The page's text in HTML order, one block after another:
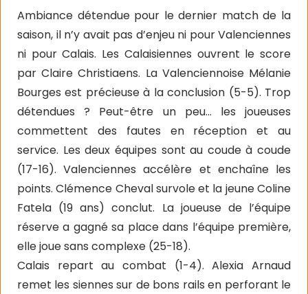
Ambiance détendue pour le dernier match de la
saison, il n’y avait pas d’enjeu ni pour Valenciennes
ni pour Calais. Les Calaisiennes ouvrent le score
par Claire Christiaens. La Valenciennoise Mélanie
Bourges est précieuse à la conclusion (5-5). Trop
détendues ? Peut-être un peu… les joueuses
commettent des fautes en réception et au
service. Les deux équipes sont au coude à coude
(17-16). Valenciennes accélère et enchaîne les
points. Clémence Cheval survole et la jeune Coline
Fatela (19 ans) conclut. La joueuse de l’équipe
réserve a gagné sa place dans l’équipe première,
elle joue sans complexe (25-18).
Calais repart au combat (1-4). Alexia Arnaud
remet les siennes sur de bons rails en perforant le